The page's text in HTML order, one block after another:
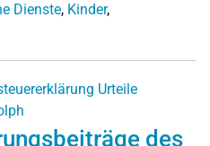
Dienste, Kinder,
Urteile
des